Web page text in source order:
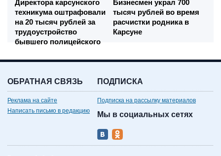
Директора карсунского
техникума оштрафовали
на 20 тысяч рублей за
трудоустройство
бывшего полицейского
Бизнесмен украл 700
тысяч рублей во время
расчистки родника в
Карсуне
ОБРАТНАЯ СВЯЗЬ
Реклама на сайте
Написать письмо в редакцию
ПОДПИСКА
Подписка на рассылку материалов
Мы в социальных сетях